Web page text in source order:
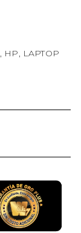
HP LAPTOP